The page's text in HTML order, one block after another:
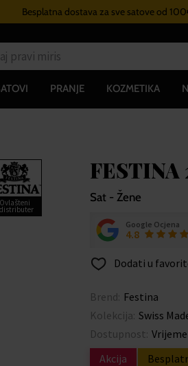
Besplatna dostava za sve satove od
PRANJE KOZMETIKA
Ovlašteni
distributer
Sat - Žene
Google Ocjena
4.8
Dodati u
Brend: Festina
Kolekcija: Swiss
Dostupnost:
Akcija